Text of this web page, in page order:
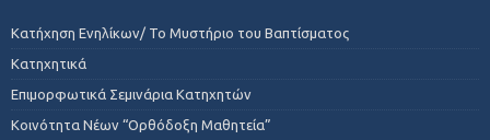
Κατήχηση Ενηλίκων/ Το Μυστήριο του Βαπτίσματος
Κατηχητικά
Επιμορφωτικά Σεμινάρια Κατηχητών
Κοινότητα Νέων “Ορθόδοξη Μαθητεία”